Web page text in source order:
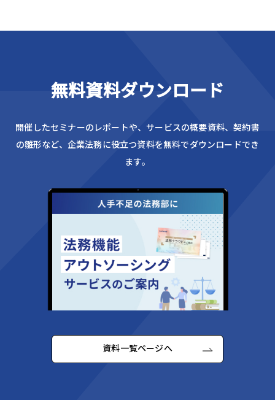
無料資料ダウンロード
開催したセミナーのレポートや、サービスの概要資料、契約書
の雛形など、企業法務に役立つ資料を無料でダウンロードでき
ます。
資料一覧ページへ